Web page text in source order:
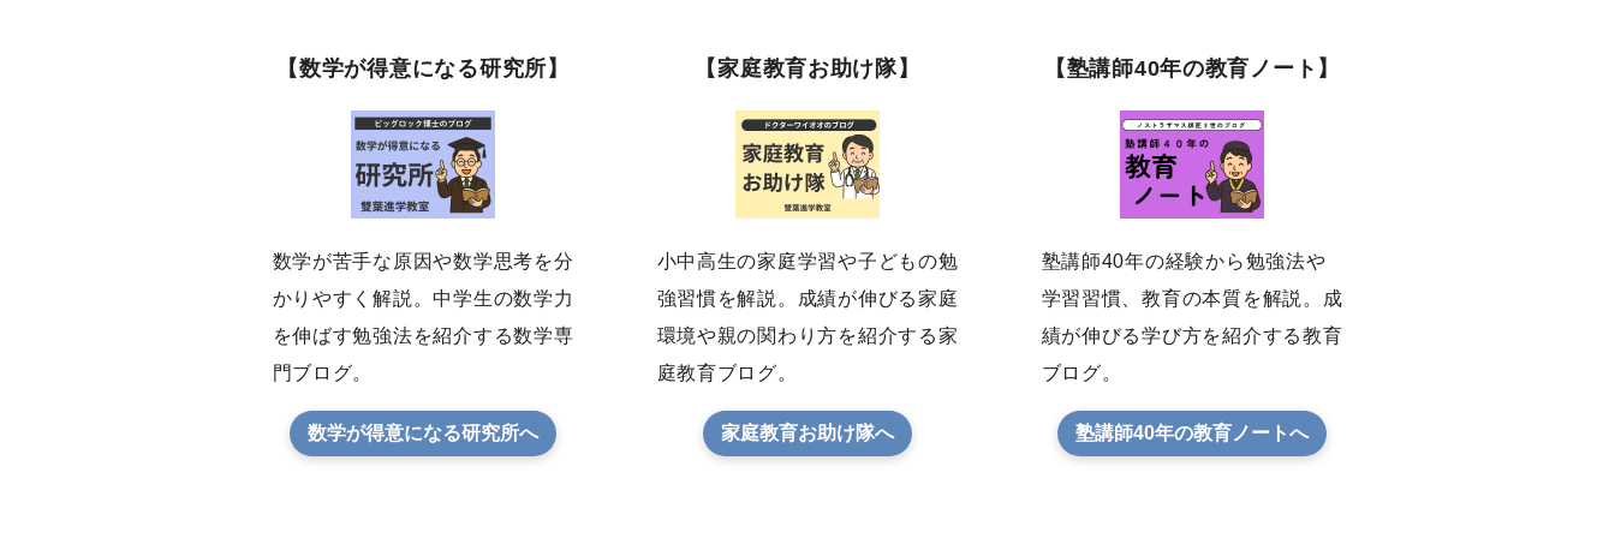
【数学が得意になる研究所】
数学が苦手な原因や数学思考を分
かりやすく解説。中学生の数学力
を伸ばす勉強法を紹介する数学専
門ブログ。
数学が得意になる研究所へ
【家庭教育お助け隊】
小中高生の家庭学習や子どもの勉
強習慣を解説。成績が伸びる家庭
環境や親の関わり方を紹介する家
庭教育ブログ。
家庭教育お助け隊へ
【塾講師40年の教育ノート】
塾講師40年の経験から勉強法や
学習習慣、教育の本質を解説。成
績が伸びる学び方を紹介する教育
ブログ。
塾講師40年の教育ノートへ